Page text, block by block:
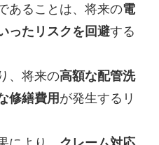
あることは、将来の電
ったリスクを回避する
、将来の高額な配管洗
修繕費用 が発生するリ